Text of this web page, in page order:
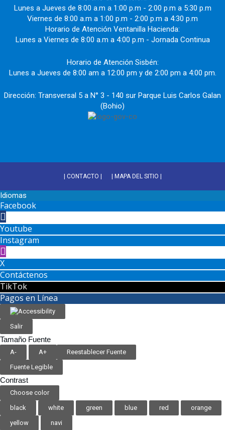
Lunes a Jueves de 8:00 a.m a 1:00 p.m - 2:00 p.m a 5:30 p.m
Viernes de 8:00 a.m a 1:00 p.m - 2:00 p.m a 4:30 p.m
Horario de Atención Ventanilla Hacienda:
Lunes a Viernes de 8:00 a.m a 4:00 p.m - Jornada Continua
Horario de Atención Sisbén:
Lunes a Jueves de 8:00 am a 12:00 pm y de 2:00 pm a 4:00 pm.
Dirección: Transversal 5 a N° 3 - 140 sur Parque Luis Carlos Galan
(Bohio)
| CONTACTO | | MAPA DEL SITIO |
Idiomas
Facebook
Youtube
Instagram
X
Contáctenos
TikTok
Pagos en Línea
Salir
Tamaño Fuente
A- A+
Reestablecer Fuente
Fuente Legible
Contrast
Choose color
black
white green blue red
orange
yellow
navi